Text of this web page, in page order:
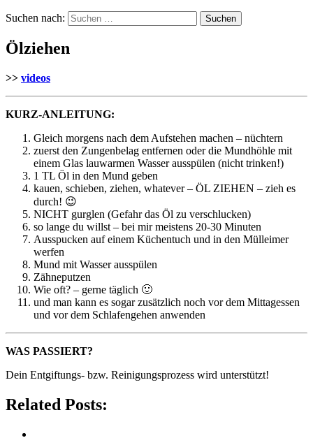
Suchen nach:
Ölziehen
>> videos
KURZ-ANLEITUNG:
Gleich morgens nach dem Aufstehen machen – nüchtern
zuerst den Zungenbelag entfernen oder die Mundhöhle mit
einem Glas lauwarmen Wasser ausspülen (nicht trinken!)
1 TL Öl in den Mund geben
kauen, schieben, ziehen, whatever – ÖL ZIEHEN – zieh es
durch! 😉
NICHT gurglen (Gefahr das Öl zu verschlucken)
so lange du willst – bei mir meistens 20-30 Minuten
Ausspucken auf einem Küchentuch und in den Mülleimer
werfen
Mund mit Wasser ausspülen
Zähneputzen
Wie oft? – gerne täglich 🙂
und man kann es sogar zusätzlich noch vor dem Mittagessen
und vor dem Schlafengehen anwenden
WAS PASSIERT?
Dein Entgiftungs- bzw. Reinigungsprozess wird unterstützt!
Related Posts: